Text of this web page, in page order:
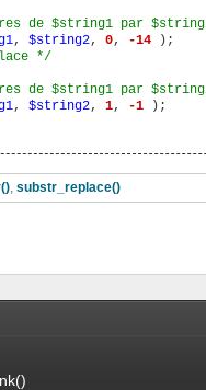
de $string1 par
, $string2, 0, -14 );
*/
de $string1 par
, $string2, 1, -1 );
, substr_replace()